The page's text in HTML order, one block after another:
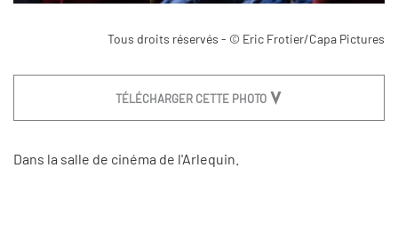
Tous droits réservés - © Eric Frotier/Capa Pictures
TÉLÉCHARGER CETTE PHOTO
Dans la salle de cinéma de l'Arlequin.